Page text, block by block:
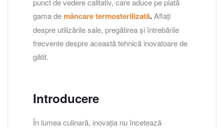
punct de vedere calitativ, care aduce pe piată
gama de mâncare termosterilizată.Aflați
despre utilizările sale, pregătirea și întrebările
frecvente despre această tehnică inovatoare de
gătit.
Introducere
În lumea culinară, inovația nu încetează